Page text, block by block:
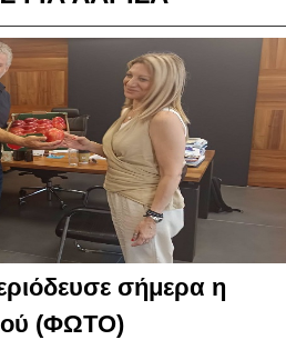
σήμερα η
(ΦΩΤΟ)